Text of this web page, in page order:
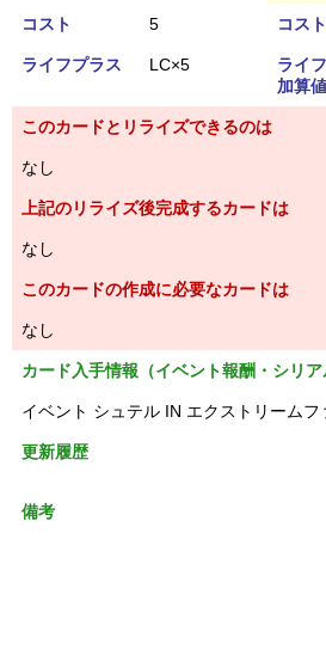
コスト 5 コス
ライフプラス LC×5
ライ
加算値
このカードとリライズできるのは
なし
上記のリライズ後完成するカードは
なし
このカードの作成に必要なカードは
なし
カード入手情報（イベント報酬・シリア
イベント シュテル IN エクストリーム
更新履歴
備考